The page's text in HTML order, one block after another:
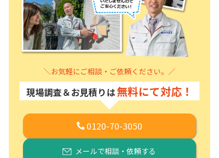
＼お気軽にご相談・ご依頼ください。／
現場調査＆お見積りは無料にて対応！
0120-70-3050
メールで相談・依頼する